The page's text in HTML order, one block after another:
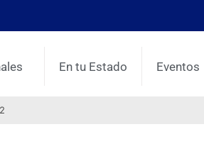
En tu Estado Eventos